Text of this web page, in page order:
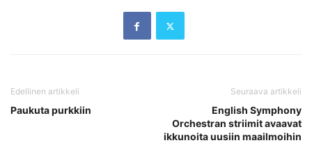
Edellinen artikkeli
Paukuta purkkiin
Seuraava artikkeli
English Symphony
Orchestran striimit avaavat
ikkunoita uusiin maailmoihin